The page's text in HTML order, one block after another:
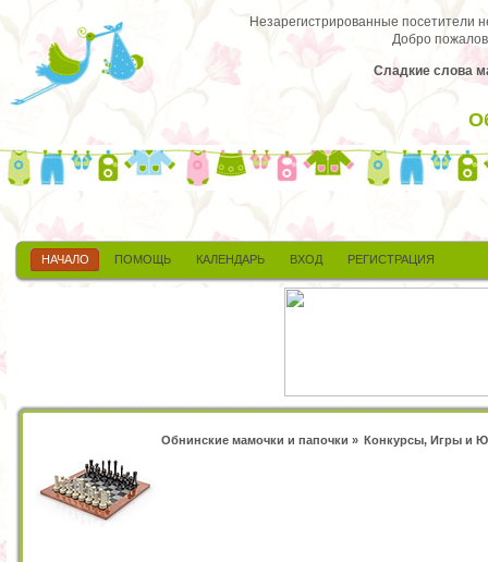
Незарегистрированные посетители
Добро
Сладкие слова
НАЧАЛО ПОМОЩЬ КАЛЕНДАРЬ ВХОД РЕГИСТРАЦИЯ
Обнинские мамочки и папочки » Конкурсы, Игры и